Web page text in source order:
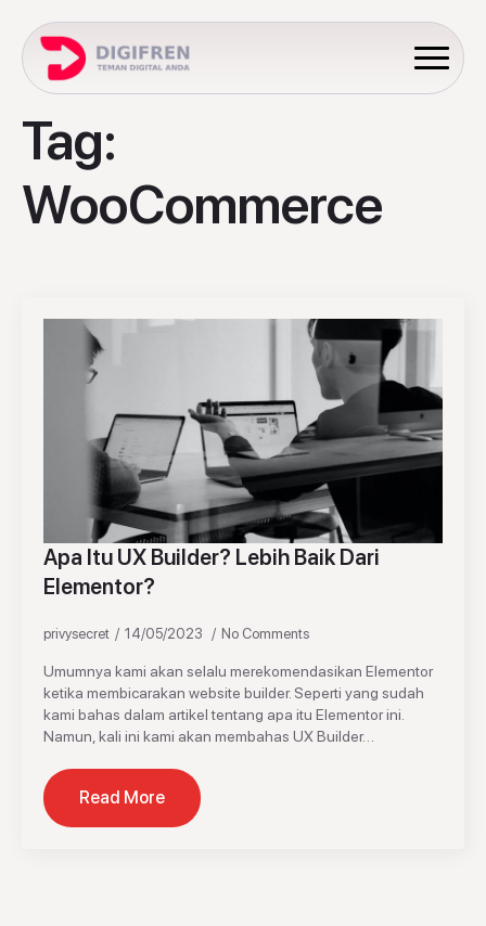
Tag:
WooCommerce
Apa Itu UX Builder? Lebih Baik Dari
Elementor?
privysecret 14/05/2023 No Comments
Umumnya kami akan selalu merekomendasikan Elementor
ketika membicarakan website builder. Seperti yang sudah
kami bahas dalam artikel tentang apa itu Elementor ini.
Namun, kali ini kami akan membahas UX Builder…
Read More